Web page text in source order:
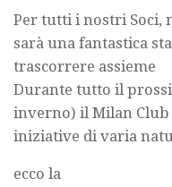
Per tutti i nostri Soci,
sarà una fantastica
trascorrere assieme
Durante tutto il
inverno) il Milan
iniziative di varia
ecco la